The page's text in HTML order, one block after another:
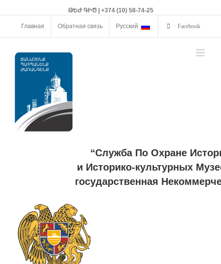
ԹԵԺ ԳԻԾ | +374 (10) 58-74-25
Главная Обратная связь Русский Facebook
“Служба По Охране
и Историко-культурных
государственная